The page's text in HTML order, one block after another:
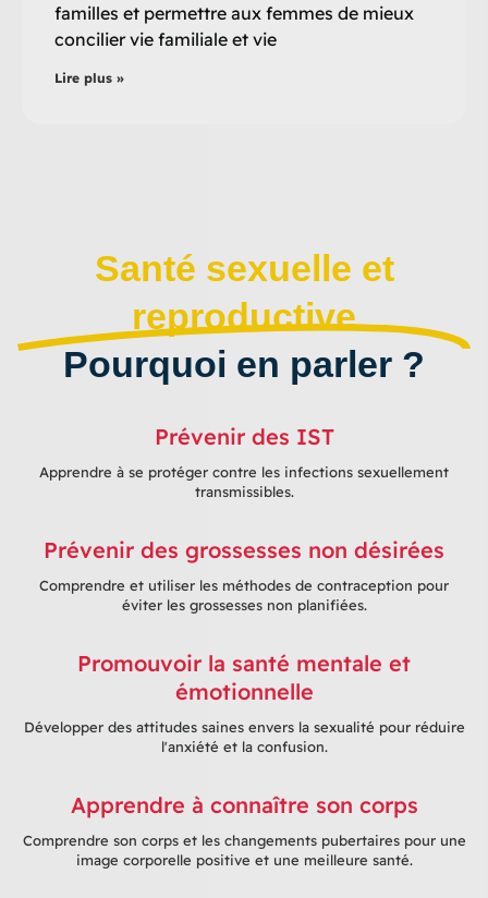
familles et permettre aux femmes de mieux
concilier vie familiale et vie
Lire plus »
Santé sexuelle et
reproductive
Pourquoi en parler ?
Prévenir des IST
Apprendre à se protéger contre les infections sexuellement
transmissibles.
Prévenir des grossesses non désirées
Comprendre et utiliser les méthodes de contraception pour
éviter les grossesses non planifiées.
Promouvoir la santé mentale et
émotionnelle
Développer des attitudes saines envers la sexualité pour réduire
l'anxiété et la confusion.
Apprendre à connaître son corps
Comprendre son corps et les changements pubertaires pour une
image corporelle positive et une meilleure santé.